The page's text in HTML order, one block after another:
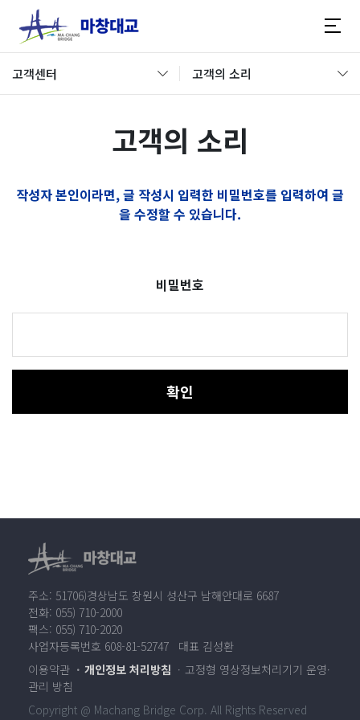
고객센터 고객의 소리
고객의 소리
작성자 본인이라면, 글 작성시 입력한 비밀번호를 입력하여 글
을 수정할 수 있습니다.
비밀번호
확인
주소: 51706)경상남도 창원시 성산구 남해안대로 6687
전화: 055) 710-2000
팩스: 055) 710-2020
사업자등록번호 608-81-52747 대표 김성환
이용약관
개인정보 처리방침
고정형 영상정보처리기기 운영·
관리 방침
Copyright @ Machang Bridge Corp. All Rights Reserved